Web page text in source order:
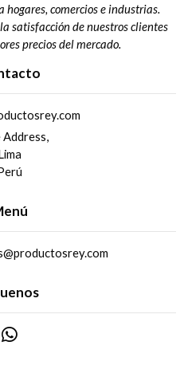
comercios e industrias.
satisfacción de nuestros clientes
precios del mercado.